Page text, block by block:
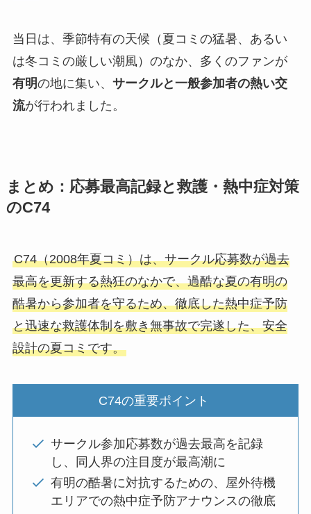
当日は、季節特有の天候（夏コミの猛暑、あるい
は冬コミの厳しい潮風）のなか、多くのファンが
有明の地に集い、 サークルと一般参加者の熱い交
流が行われました。
まとめ：応募最高記録と救護・熱中症対策
のC74
C74（2008年夏コミ）は、サークル応募数が過去
最高を更新する熱狂のなかで、過酷な夏の有明の
酷暑から参加者を守るため、徹底した熱中症予防
と迅速な救護体制を敷き無事故で完遂した、安全
設計の夏コミです。
C74の重要ポイント
サークル参加応募数が過去最高を記録
し、同人界の注目度が最高潮に
有明の酷暑に対抗するための、屋外待機
エリアでの熱中症予防アナウンスの徹底